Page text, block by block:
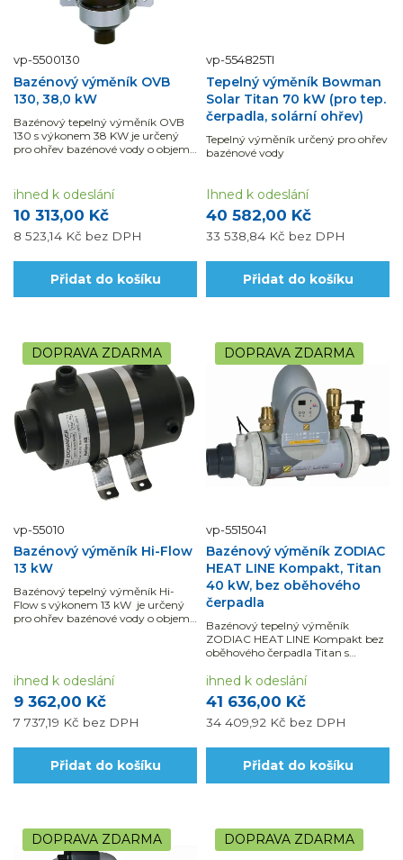
vp-5500130
Bazénový výměník OVB
130, 38,0 kW
Bazénový tepelný výměník OVB
130 s výkonem 38 KW je určený
pro ohřev bazénové vody o objemu
10 313,00 Kč
8 523,14 Kč bez DPH
ihned k odeslání
Přidat do košíku
vp-554825TI
Tepelný výměník Bowman
Solar Titan 70 kW (pro tep.
čerpadla, solární ohřev)
Tepelný výměník určený pro ohřev
bazénové vody
40 582,00 Kč
33 538,84 Kč bez DPH
Ihned k odeslání
Přidat do košíku
DOPRAVA ZDARMA
vp-55010
Bazénový výměník Hi-Flow
13 kW
Bazénový tepelný výměník Hi-
Flow s výkonem 13 kW je určený
pro ohřev bazénové vody o objemu
9 362,00 Kč
7 737,19 Kč bez DPH
ihned k odeslání
Přidat do košíku
DOPRAVA ZDARMA
vp-5515041
Bazénový výměník ZODIAC
HEAT LINE Kompakt, Titan
40 kW, bez oběhového
čerpadla
Bazénový tepelný výměník
ZODIAC HEAT LINE Kompakt bez
oběhového čerpadla Titan s
panelem je určený...
41 636,00 Kč
34 409,92 Kč bez DPH
ihned k odeslání
Přidat do košíku
DOPRAVA ZDARMA DOPRAVA ZDARMA